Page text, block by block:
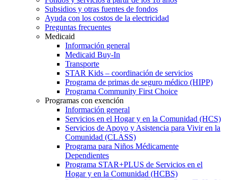
Subsidios y otras fuentes de fondos
Ayuda con los costos de la electricidad
Preguntas frecuentes
Medicaid
Información general
Medicaid Buy-In
Transporte
STAR Kids – coordinación de servicios
Programa de primas de seguro médico (HIPP)
Programa Community First Choice
Programas con exención
Información general
Servicios en el Hogar y en la Comunidad (HCS)
Servicios de Apoyo y Asistencia para Vivir en la
Comunidad (CLASS)
Programa para Niños Médicamente
Dependientes
Programa STAR+PLUS de Servicios en el
Hogar y en la Comunidad (HCBS)